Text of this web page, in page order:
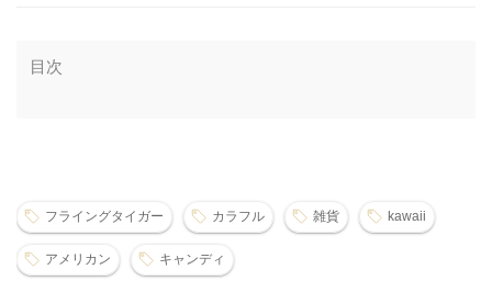
目次
フライングタイガー カラフル 雑貨 kawaii
アメリカン キャンディ